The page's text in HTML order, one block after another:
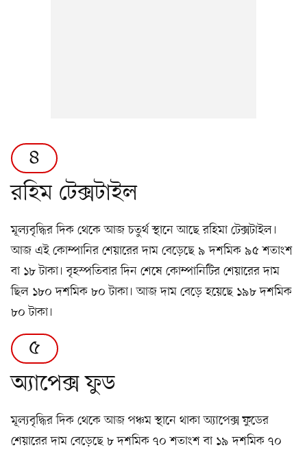
৪
রহিম টেক্সটাইল
মূল্যবৃদ্ধির দিক থেকে আজ চতুর্থ স্থানে আছে রহিমা টেক্সটাইল।
আজ এই কোম্পানির শেয়ারের দাম বেড়েছে ৯ দশমিক ৯৫ শতাংশ
বা ১৮ টাকা। বৃহস্পতিবার দিন শেষে কোম্পানিটির শেয়ারের দাম
ছিল ১৮০ দশমিক ৮০ টাকা। আজ দাম বেড়ে হয়েছে ১৯৮ দশমিক
৮০ টাকা।
৫
অ্যাপেক্স ফুড
মূল্যবৃদ্ধির দিক থেকে আজ পঞ্চম স্থানে থাকা অ্যাপেক্স ফুডের
শেয়ারের দাম বেড়েছে ৮ দশমিক ৭০ শতাংশ বা ১৯ দশমিক ৭০